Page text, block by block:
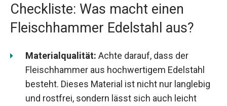
Checkliste: Was macht einen
Fleischhammer Edelstahl aus?
Materialqualität: Achte darauf, dass der
Fleischhammer aus hochwertigem Edelstahl
besteht. Dieses Material ist nicht nur langlebig
und rostfrei, sondern lässt sich auch leicht